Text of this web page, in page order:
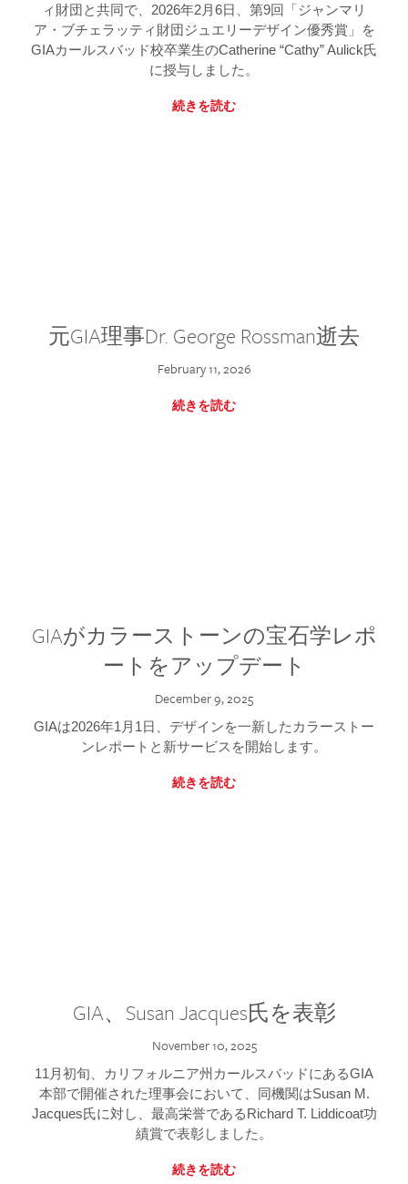
ィ財団と共同で、2026年2月6日、第9回「ジャンマリ
ア・ブチェラッティ財団ジュエリーデザイン優秀賞」を
GIAカールスバッド校卒業生のCatherine “Cathy” Aulick氏
に授与しました。
続きを読む
元GIA理事Dr. George Rossman逝去
February 11, 2026
続きを読む
GIAがカラーストーンの宝石学レポ
ートをアップデート
December 9, 2025
GIAは2026年1月1日、デザインを一新したカラーストー
ンレポートと新サービスを開始します。
続きを読む
GIA、Susan Jacques氏を表彰
November 10, 2025
11月初旬、カリフォルニア州カールスバッドにあるGIA
本部で開催された理事会において、同機関はSusan M.
Jacques氏に対し、最高栄誉であるRichard T. Liddicoat功
績賞で表彰しました。
続きを読む